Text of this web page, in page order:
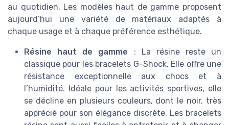
au quotidien. Les modèles haut de gamme proposent
aujourd’hui une variété de matériaux adaptés à
chaque usage et à chaque préférence esthétique.
Résine haut de gamme : La résine reste un
classique pour les bracelets G-Shock. Elle offre une
résistance exceptionnelle aux chocs et à
l’humidité. Idéale pour les activités sportives, elle
se décline en plusieurs couleurs, dont le noir, très
apprécié pour son élégance discrète. Les bracelets